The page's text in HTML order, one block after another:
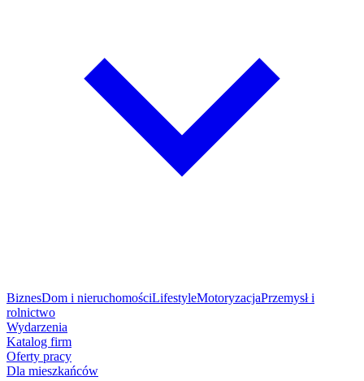
BiznesDom i nieruchomościLifestyleMotoryzacjaPrzemysł i
rolnictwo
Wydarzenia
Katalog firm
Oferty pracy
Dla mieszkańców